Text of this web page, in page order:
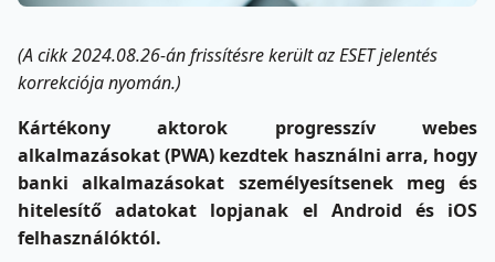
(A cikk 2024.08.26-án frissítésre került az ESET jelentés
korrekciója nyomán.)
Kártékony aktorok progresszív webes
alkalmazásokat (PWA) kezdtek használni arra, hogy
banki alkalmazásokat személyesítsenek meg és
hitelesítő adatokat lopjanak el Android és iOS
felhasználóktól.